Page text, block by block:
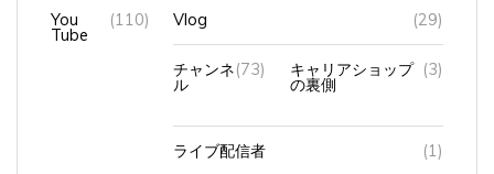
You
Tube
(110) Vlog (29)
チャンネ
ル
(73) キャリアショップ
の裏側
(3)
ライブ配信者 (1)